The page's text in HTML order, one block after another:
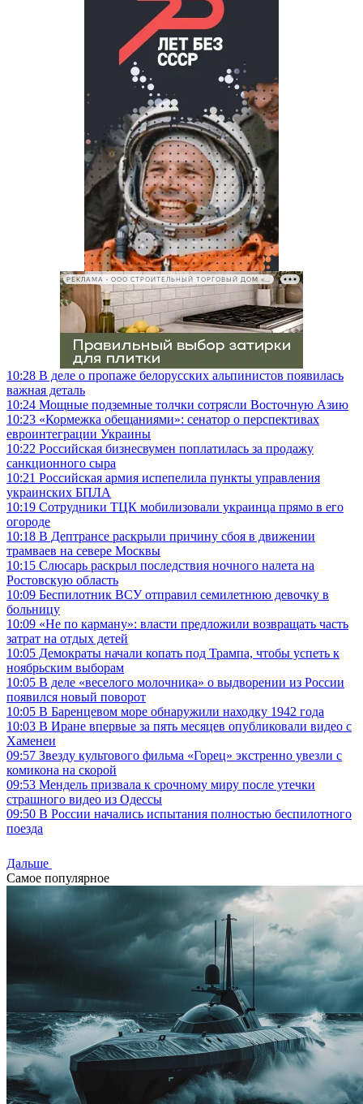
РЕКЛАМА • ООО СТРОИТЕЛЬНЫЙ ТОРГОВЫЙ ДОМ «ПЕТРОВИЧ», ИНН 7802348846
10:28 В деле о пропаже белорусских альпинистов появилась
важная деталь
10:24 Мощные подземные толчки сотрясли Восточную Азию
10:23 «Кормежка обещаниями»: сенатор о перспективах
евроинтеграции Украины
10:22 Российская бизнесвумен поплатилась за продажу
санкционного сыра
10:21 Российская армия испепелила пункты управления
украинских БПЛА
10:19 Сотрудники ТЦК мобилизовали украинца прямо в его
огороде
10:18 В Дептрансе раскрыли причину сбоя в движении
трамваев на севере Москвы
10:15 Слюсарь раскрыл последствия ночного налета на
Ростовскую область
10:09 Беспилотник ВСУ отправил семилетнюю девочку в
больницу
10:09 «Не по карману»: власти предложили возвращать часть
затрат на отдых детей
10:05 Демократы начали копать под Трампа, чтобы успеть к
ноябрьским выборам
10:05 В деле «веселого молочника» о выдворении из России
появился новый поворот
10:05 В Баренцевом море обнаружили находку 1942 года
10:03 В Иране впервые за пять месяцев опубликовали видео с
Хаменеи
09:57 Звезду культового фильма «Горец» экстренно увезли с
комикона на скорой
09:53 Мендель призвала к срочному миру после утечки
страшного видео из Одессы
09:50 В России начались испытания полностью беспилотного
поезда
Дальше
Самое популярное